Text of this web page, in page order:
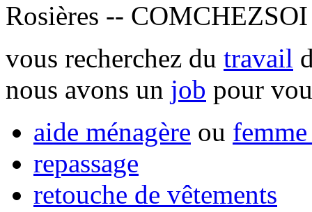
Rosières --
vous recherchez du travail
nous avons un job pour
aide ménagère ou
repassage
retouche de vêtements